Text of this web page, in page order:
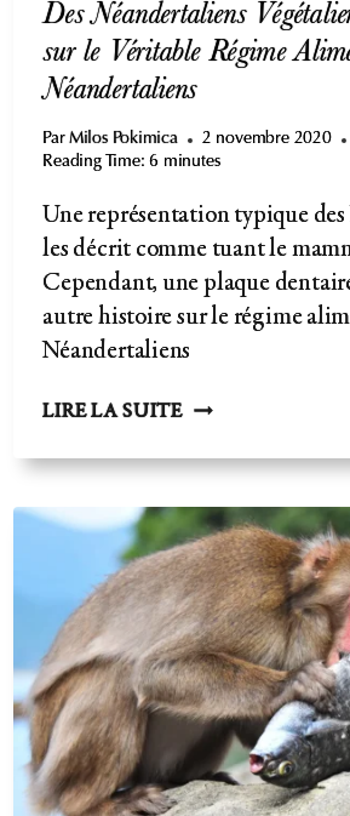
Des Néandertaliens
sur le Véritable Régime
Néandertaliens
Par Milos Pokimica
2 novembre 2020
Reading Time: 6 minutes
Une représentation typique
les décrit comme tuant le
Cependant, une plaque
autre histoire sur le régime
Néandertaliens
LIRE LA SUITEDES
VÉGÉTALIENS
LA
VÉRITÉ
SUR
LE
VÉRITABLE
RÉGIME
ALIMENTAIRE
DES